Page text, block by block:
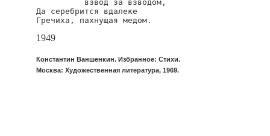
          взвод за взводом,
Да серебрится вдалеке
Гречиха, пахнущая медом.
1949
Константин Ваншенкин. Избранное: Стихи.
Москва: Художественная литература, 1969.